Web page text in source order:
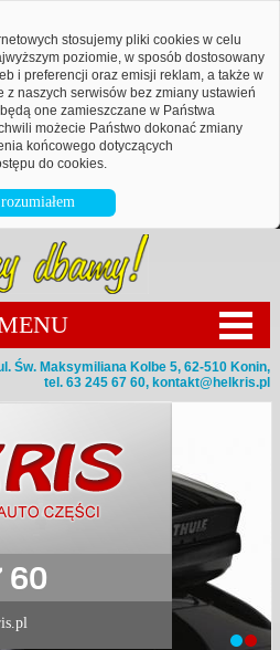
stosujemy pliki cookies w celu
poziomie, w sposób dostosowany
i preferencji oraz emisji reklam, a także w
z naszych serwisów bez zmiany ustawień
one zamieszczane w Państwa
możecie Państwo dokonać zmiany
końcowego dotyczących
do cookies.
Św. Maksymiliana Kolbe 5, 62-510 Konin,
tel. 63 245 67 60, kontakt@helkris.pl
60